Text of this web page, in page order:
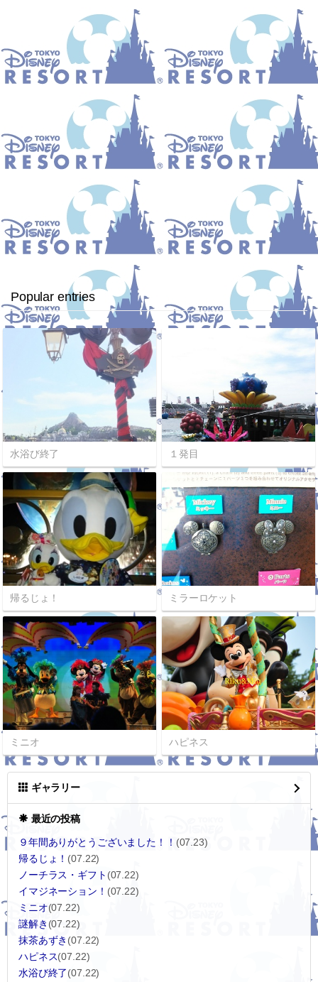
Popular entries
水浴び終了 １発目
帰るじょ！ ミラーロケット
ミニオ ハピネス
ギャラリー
最近の投稿
９年間ありがとうございました！！ (07.23)
帰るじょ！ (07.22)
ノーチラス・ギフト (07.22)
イマジネーション！ (07.22)
ミニオ(07.22)
謎解き (07.22)
抹茶あずき (07.22)
ハピネス(07.22)
水浴び終了(07.22)